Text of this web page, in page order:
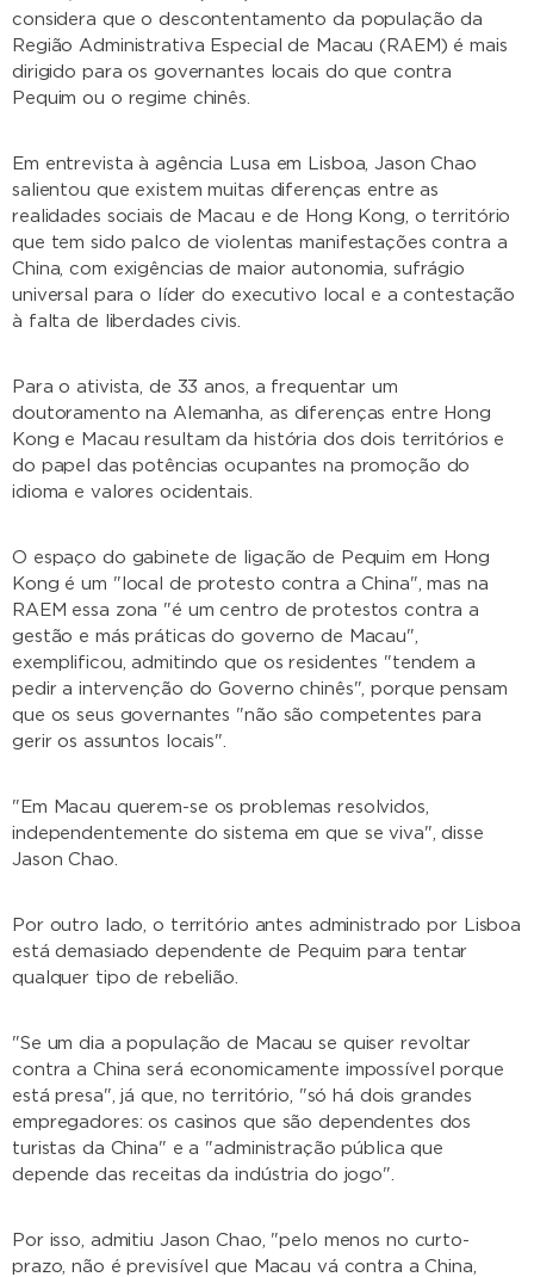
considera que o descontentamento da população da
Região Administrativa Especial de Macau (RAEM) é mais
dirigido para os governantes locais do que contra
Pequim ou o regime chinês.
Em entrevista à agência Lusa em Lisboa, Jason Chao
salientou que existem muitas diferenças entre as
realidades sociais de Macau e de Hong Kong, o território
que tem sido palco de violentas manifestações contra a
China, com exigências de maior autonomia, sufrágio
universal para o líder do executivo local e a contestação
à falta de liberdades civis.
Para o ativista, de 33 anos, a frequentar um
doutoramento na Alemanha, as diferenças entre Hong
Kong e Macau resultam da história dos dois territórios e
do papel das potências ocupantes na promoção do
idioma e valores ocidentais.
O espaço do gabinete de ligação de Pequim em Hong
Kong é um "local de protesto contra a China", mas na
RAEM essa zona "é um centro de protestos contra a
gestão e más práticas do governo de Macau",
exemplificou, admitindo que os residentes "tendem a
pedir a intervenção do Governo chinês", porque pensam
que os seus governantes "não são competentes para
gerir os assuntos locais".
"Em Macau querem-se os problemas resolvidos,
independentemente do sistema em que se viva", disse
Jason Chao.
Por outro lado, o território antes administrado por Lisboa
está demasiado dependente de Pequim para tentar
qualquer tipo de rebelião.
"Se um dia a população de Macau se quiser revoltar
contra a China será economicamente impossível porque
está presa", já que, no território, "só há dois grandes
empregadores: os casinos que são dependentes dos
turistas da China" e a "administração pública que
depende das receitas da indústria do jogo".
Por isso, admitiu Jason Chao, "pelo menos no curto-
prazo, não é previsível que Macau vá contra a China,